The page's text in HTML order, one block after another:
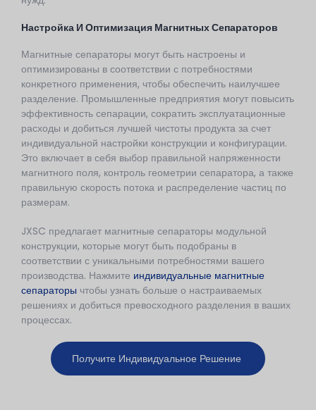
Настройка И Оптимизация Магнитных Сепараторов
Магнитные сепараторы могут быть настроены и
оптимизированы в соответствии с потребностями
конкретного применения, чтобы обеспечить наилучшее
разделение. Промышленные предприятия могут повысить
эффективность сепарации, сократить эксплуатационные
расходы и добиться лучшей чистоты продукта за счет
индивидуальной настройки конструкции и конфигурации.
Это включает в себя выбор правильной напряженности
магнитного поля, контроль геометрии сепаратора, а также
правильную скорость потока и распределение частиц по
размерам.
JXSC предлагает магнитные сепараторы модульной
конструкции, которые могут быть подобраны в
соответствии с уникальными потребностями вашего
производства. Нажмите индивидуальные магнитные
сепараторы чтобы узнать больше о настраиваемых
решениях и добиться превосходного разделения в ваших
процессах.
Получите Индивидуальное Решение